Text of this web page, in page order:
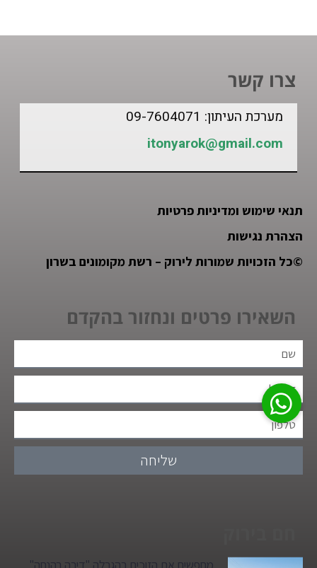
צרו קשר
מערכת העיתון: 09-7604071
itonyarok@gmail.com
תנאי שימוש ומדיניות פרטיות
הצהרת נגישות
©כל הזכויות שמורות לירוק – רשת מקומונים בשרון
השאירו פרטים ונחזור בהקדם
שליחה